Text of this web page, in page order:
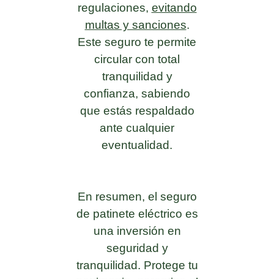
regulaciones, evitando
multas y sanciones.
Este seguro te permite
circular con total
tranquilidad y
confianza, sabiendo
que estás respaldado
ante cualquier
eventualidad.
En resumen, el seguro
de patinete eléctrico es
una inversión en
seguridad y
tranquilidad. Protege tu